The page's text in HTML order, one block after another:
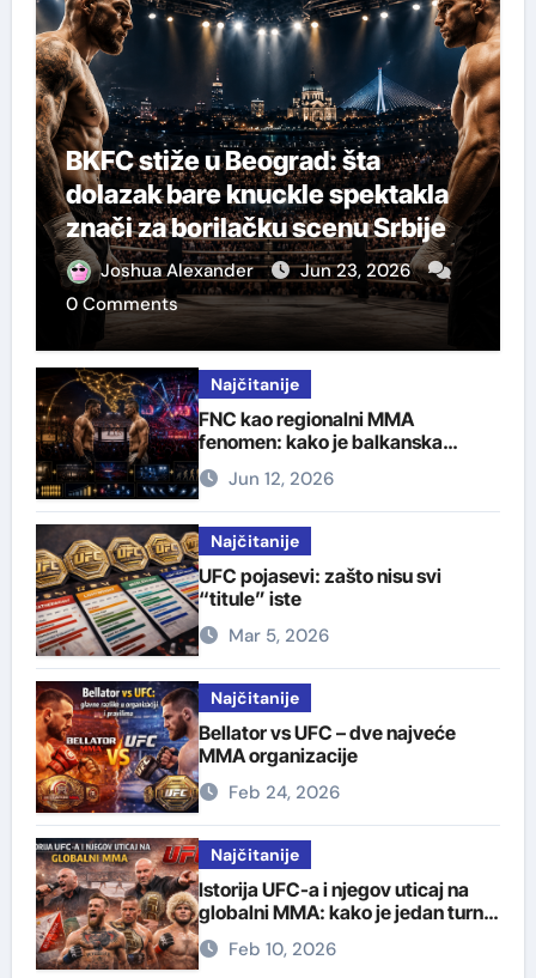
BKFC stiže u Beograd: šta
dolazak bare knuckle spektakla
znači za borilačku scenu Srbije
Joshua Alexander
Jun 23, 2026
0 Comments
Najčitanije
FNC kao regionalni MMA
fenomen: kako je balkanska
organizacija izgradila svoju
publikuJun 12, 2026
Najčitanije
UFC pojasevi: zašto nisu svi
“titule” iste
Mar 5, 2026
Najčitanije
Bellator vs UFC – dve najveće
MMA organizacije
Feb 24, 2026
Najčitanije
Istorija UFC-a i njegov uticaj na
globalni MMA: kako je jedan turnir
promenio borilački svet
Feb 10, 2026